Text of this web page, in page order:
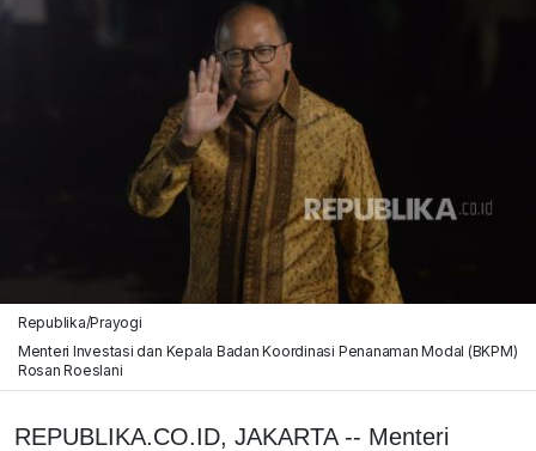
Republika/Prayogi
Menteri Investasi dan Kepala Badan Koordinasi Penanaman Modal (BKPM)
Rosan Roeslani
REPUBLIKA.CO.ID, JAKARTA -- Menteri